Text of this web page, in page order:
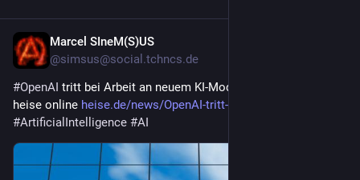
Marcel SIneM(S)US
@simsus@social.tchncs.de
#OpenAI tritt bei Arbeit an neuem KI-Modell auf die Bremse |
heise online heise.de/news/OpenAI-tritt-bei
#ArtificialIntelligence #AI